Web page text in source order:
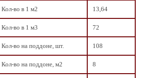
Кол-во в 1 м2 13,64
Кол-во в 1 м3 72
Кол-во на поддоне, шт. 108
Кол-во на поддоне, м2 8